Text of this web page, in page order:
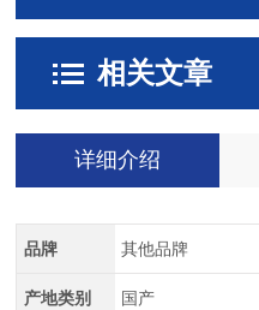
相关文章
详细介绍
品牌 其他品牌
产地类别 国产